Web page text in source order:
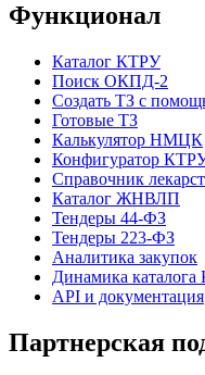
Функционал
Каталог КТРУ
Поиск ОКПД-2
Создать ТЗ с
Готовые ТЗ
Калькулятор НМЦК
Конфигуратор
Справочник
Каталог ЖНВЛП
Тендеры 44-ФЗ
Тендеры 223-ФЗ
Аналитика закупок
Динамика
API и документация
Партнерская